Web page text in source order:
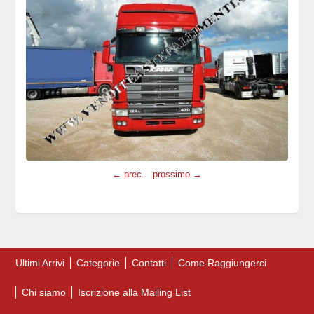
← prec. prossimo →
Ultimi Arrivi Categorie Contatti Come Raggiungerci
Chi siamo Iscrizione alla Mailing List